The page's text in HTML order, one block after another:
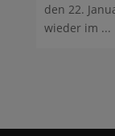
den 22.
wieder im ...